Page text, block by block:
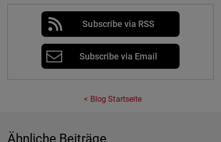
Subscribe via RSS
Subscribe via Email
Blog Startseite
Ähnliche Beiträge